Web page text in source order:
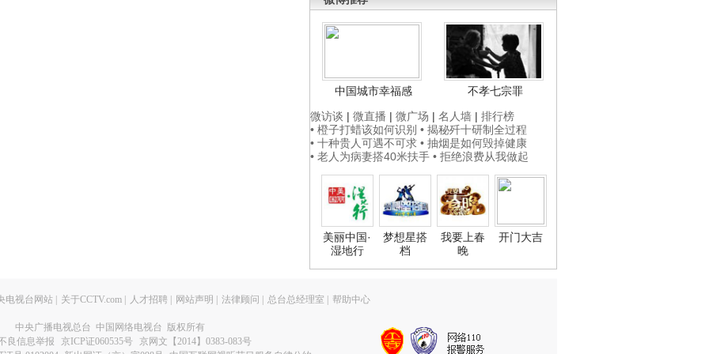
中国城市幸福感
不孝七宗罪
微访谈 | 微直播 | 微广场 | 名人墙 | 排行榜
• 橙子打蜡该如何识别 • 揭秘歼十研制全过程
• 十种贵人可遇不可求 • 抽烟是如何毁掉健康
• 老人为病妻搭40米扶手 • 拒绝浪费从我做起
美丽中国·
湿地行
梦想星搭
档
我要上春
晚
开门大吉
电视台网站 关于CCTV.com 人才招聘 网站声明 法律顾问 总台总经理室 帮助中心
中央广播电视总台 中国网络电视台 版权所有
良信息举报
京ICP证060535号
京网文【2014】0383-083号